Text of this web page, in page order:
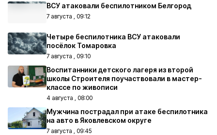
ВСУ атаковали беспилотником Белгород
7 августа , 09:12
Четыре беспилотника ВСУ атаковали
посёлок Томаровка
7 августа , 09:10
Воспитанники детского лагеря из второй
школы Строителя поучаствовали в мастер-
классе по живописи
4 августа , 08:00
Мужчина пострадал при атаке беспилотника
на авто в Яковлевском округе
7 августа , 09:45